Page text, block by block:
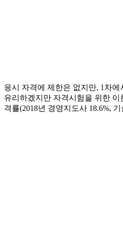
응시 자격에 제한은 없지만, 1차
유리하겠지만 자격시험을 위한
격률(2018년 경영지도사 18.6%,